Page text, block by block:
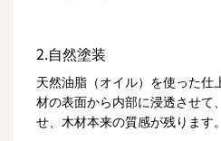
2.自然塗装
天然油脂（オイル）を使った仕
材の表面から内部に浸透させて
せ、木材本来の質感が残ります。